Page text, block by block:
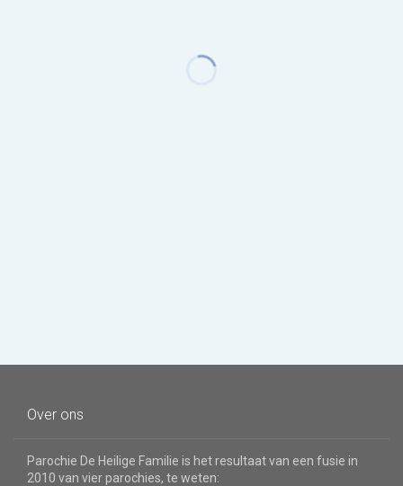
Over ons
Parochie De Heilige Familie is het resultaat van een fusie in
2010 van vier parochies, te weten: